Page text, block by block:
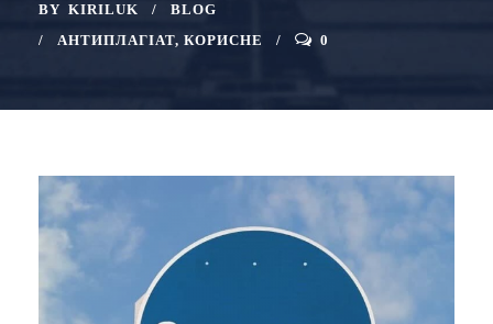
BY KIRILUK
BLOG
АНТИПЛАГІАТ, КОРИСНЕ 0